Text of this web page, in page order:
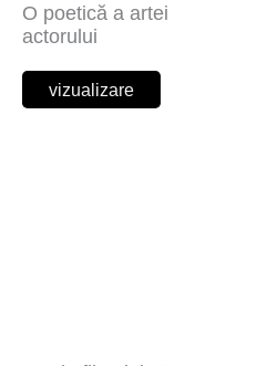
O poetică a artei
actorului
vizualizare